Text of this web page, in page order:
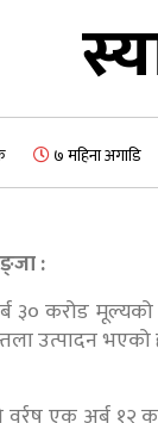
७ महिना अगाडि
:
३० करोड
उत्पादन